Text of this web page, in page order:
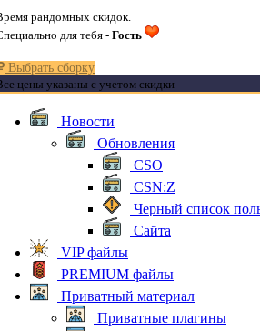
рандомных скидок.
для тебя - Гость
Выбрать сборку
цены указаны с учетом скидки
Новости
Обновления
CSO
CSN:Z
Черный список
Сайта
VIP файлы
PREMIUM файлы
Приватный материал
Приватные плагины